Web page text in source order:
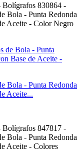
Bolígrafos 830864 -
Bola - Punta Redonda
Aceite - Color Negro
Bola - Punta Redonda
Aceite...
Bolígrafos 847817 -
Bola - Punta Redonda
Aceite - Colores